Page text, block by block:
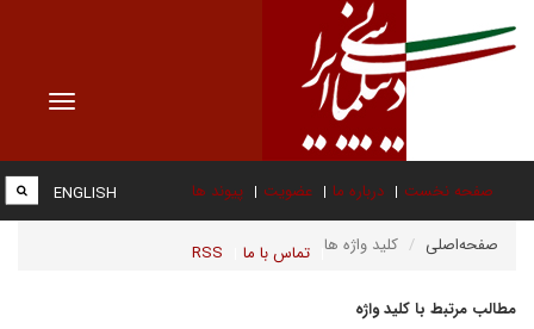
Toggle
صفحه نخست درباره ما عضویت پیوند ها
تماس با ما RSS
ENGLISH
صفحه‌اصلی کلید واژه ها
مطالب مرتبط با کلید واژه